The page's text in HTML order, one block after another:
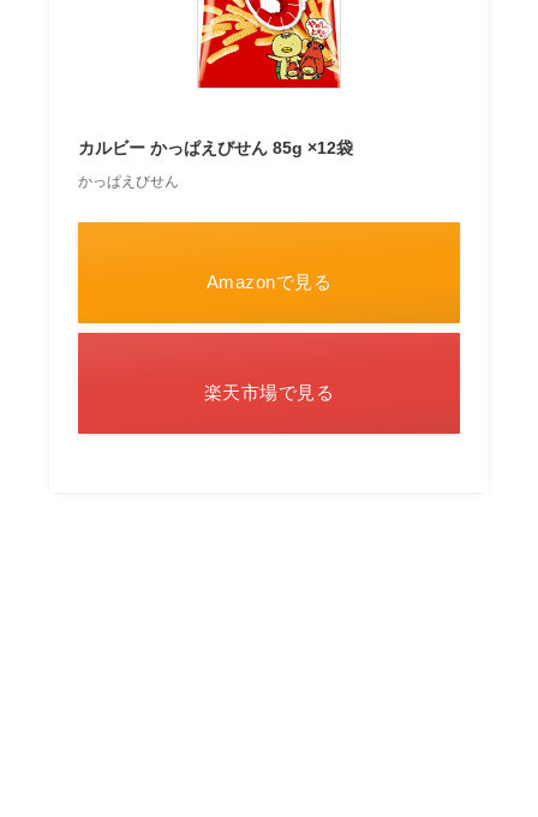
カルビー かっぱえびせん 85g ×12袋
かっぱえびせん
Amazonで見る
楽天市場で見る